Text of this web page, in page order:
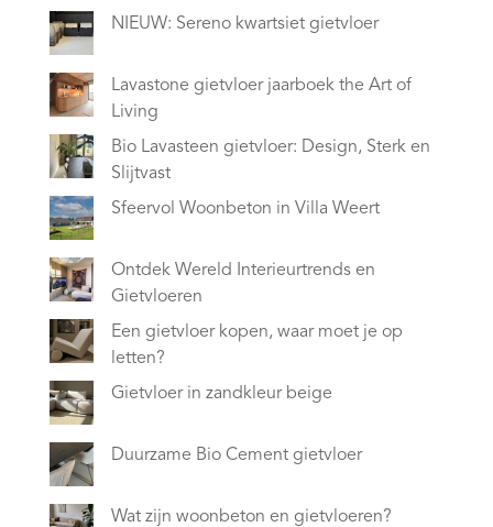
NIEUW: Sereno kwartsiet gietvloer
Lavastone gietvloer jaarboek the Art of
Living
Bio Lavasteen gietvloer: Design, Sterk en
Slijtvast
Sfeervol Woonbeton in Villa Weert
Ontdek Wereld Interieurtrends en
Gietvloeren
Een gietvloer kopen, waar moet je op
letten?
Gietvloer in zandkleur beige
Duurzame Bio Cement gietvloer
Wat zijn woonbeton en gietvloeren?